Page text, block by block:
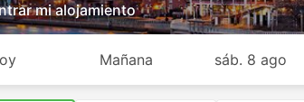
mi alojamiento
Mañana sáb. 8 ago